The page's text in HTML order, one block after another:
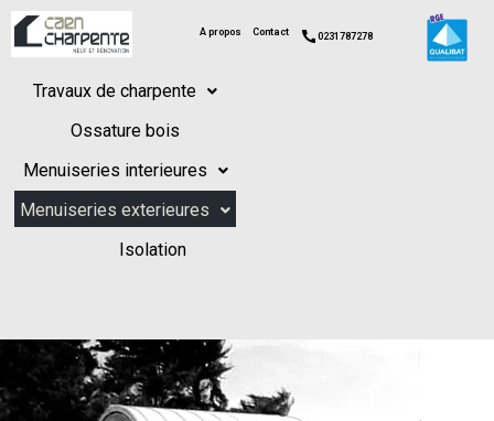
A propos Contact 0231787278
Travaux de charpente
Ossature bois
Menuiseries interieures
Menuiseries exterieures
Isolation